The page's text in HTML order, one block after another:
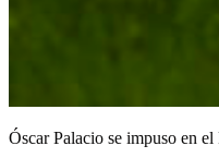
Óscar Palacio se impuso en